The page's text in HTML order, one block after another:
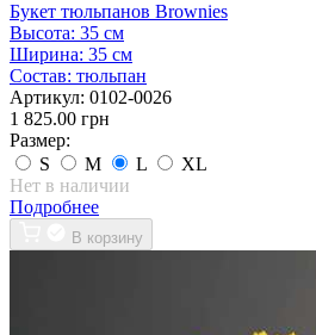
Букет тюльпанов Brownies
Высота: 35 см
Ширина: 35 см
Состав: тюльпан
Артикул: 0102-0026
1 825.00 грн
Размер:
S
M L
XL
Нет в наличии
Подробнее
В корзину